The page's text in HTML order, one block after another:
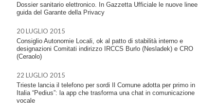
Dossier sanitario elettronico. In Gazzetta Ufficiale le nuove linee
guida del Garante della Privacy
20 LUGLIO 2015
Consiglio Autonomie Locali, ok al patto di stabilità interno e
designazioni Comitati indirizzo IRCCS Burlo (Nesladek) e CRO
(Ceraolo)
22 LUGLIO 2015
Trieste lancia il telefono per sordi Il Comune adotta per primo in
Italia “Pedius”: la app che trasforma una chat in comunicazione
vocale